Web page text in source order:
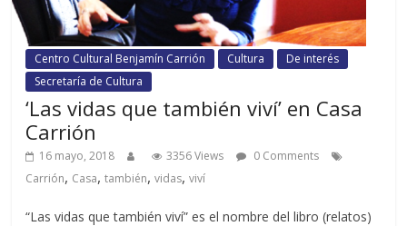
Centro Cultural Benjamín Carrión Cultura
De interés
Secretaría de Cultura
‘Las vidas que también viví’ en Casa
Carrión
16 mayo, 2018 3356 Views
0 Comments
Carrión, Casa,también,vidas,viví
“Las vidas que también viví” es el nombre del libro (relatos)